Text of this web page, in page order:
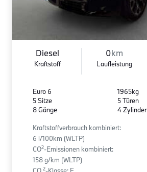
Diesel
Kraftstoff
0km
Laufleistung
Euro 6
5 Sitze
8 Gänge
1965kg
5 Türen
4 Zylinder
Kraftstoffverbrauch kombiniert:
6 l/100km (WLTP)
CO2-Emissionen kombiniert:
158 g/km (WLTP)
CO 2-Klasse: F